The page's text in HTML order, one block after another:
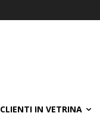
CLIENTI IN VETRINA